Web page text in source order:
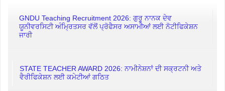
GNDU Teaching Recruitment 2026: ਗੁਰੂ ਨਾਨਕ ਦੇਵ
ਯੂਨੀਵਰਸਿਟੀ ਅੰਮ੍ਰਿਤਸਰ ਵੱਲੋਂ ਪ੍ਰੋਫੈਸਰ ਅਸਾਮੀਆਂ ਲਈ ਨੋਟੀਫਿਕੇਸ਼ਨ
ਜਾਰੀ
STATE TEACHER AWARD 2026: ਨਾਮੀਨੇਸ਼ਨਾਂ ਦੀ ਸਕ੍ਰਟਨੀ ਅਤੇ
ਵੈਰੀਫਿਕੇਸ਼ਨ ਲਈ ਕਮੇਟੀਆਂ ਗਠਿਤ